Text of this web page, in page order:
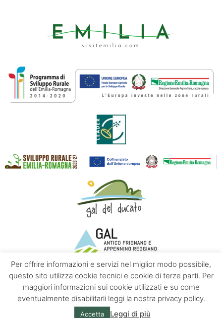
Contatti Chi siamo Privacy policy
Per offrire informazioni e servizi nel miglior modo possibile,
questo sito utilizza cookie tecnici e cookie di terze parti. Per
maggiori informazioni sui cookie utilizzati e su come
eventualmente disabilitarli leggi la nostra privacy policy.
Accetta Leggi di più